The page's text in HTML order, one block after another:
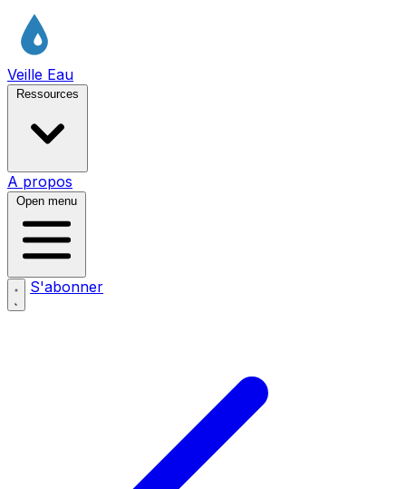
Veille Eau
Ressources
A propos
Open menu
S'abonner